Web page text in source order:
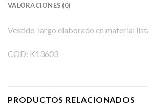
VALORACIONES (0)
Vestido largo elaborado en material
COD: K13603
PRODUCTOS RELACIONADOS